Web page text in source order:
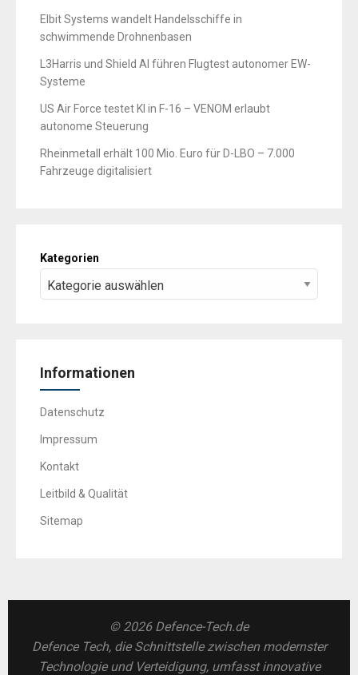
Elbit Systems wandelt Handelsschiffe in
schwimmende Drohnenbasen
L3Harris und Shield AI führen Flugtest autonomer EW-
Systeme
US Air Force testet KI in F-16 – VENOM erlaubt
autonome Steuerung
Rheinmetall erhält 100 Mio. Euro für D-LBO – 7.000
Fahrzeuge digitalisiert
Kategorien
Informationen
Datenschutz
Impressum
Kontakt
Leitbild & Qualität
Sitemap
© 2026 Defence-Tech.de
Defence Tech, die Schnittstelle zwischen modernster
Technologie und Verteidigung, umfasst innovative